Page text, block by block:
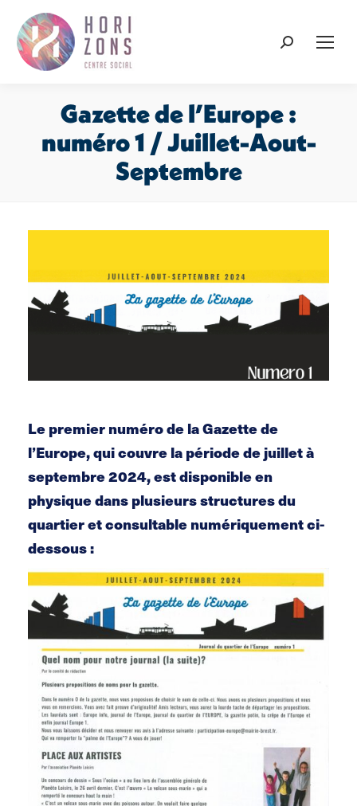
Recherche
Gazette de l’Europe :
numéro 1 / Juillet-Aout-
Septembre
Le premier numéro de la Gazette de
l’Europe, qui couvre la période de juillet à
septembre 2024, est disponible en
physique dans plusieurs structures du
quartier et consultable numériquement ci-
dessous :